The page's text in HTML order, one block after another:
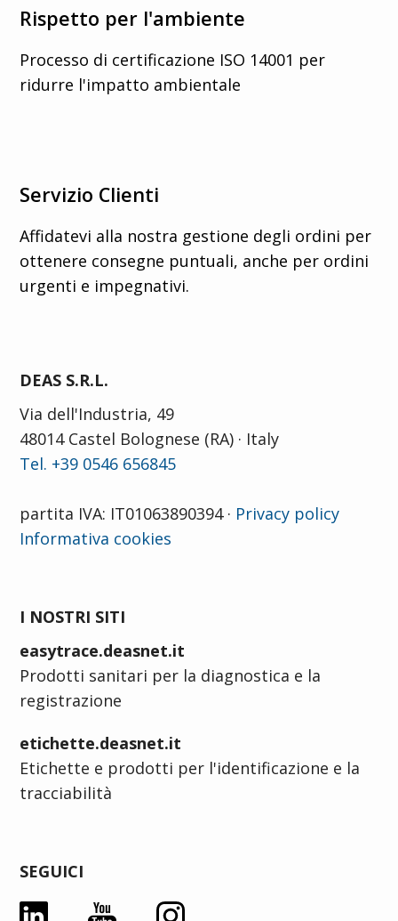
Rispetto per l'ambiente
Processo di certificazione ISO 14001 per
ridurre l'impatto ambientale
Servizio Clienti
Affidatevi alla nostra gestione degli ordini per
ottenere consegne puntuali, anche per ordini
urgenti e impegnativi.
DEAS S.R.L.
Via dell'Industria, 49
48014 Castel Bolognese (RA) · Italy
Tel. +39 0546 656845
partita IVA: IT01063890394 · Privacy policy
Informativa cookies
I NOSTRI SITI
easytrace.deasnet.it
Prodotti sanitari per la diagnostica e la
registrazione
etichette.deasnet.it
Etichette e prodotti per l'identificazione e la
tracciabilità
SEGUICI